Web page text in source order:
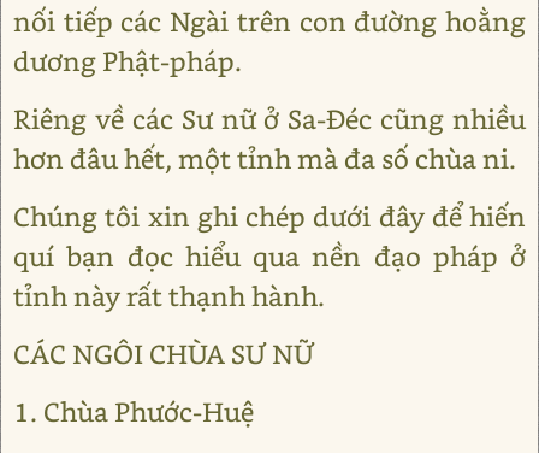
nối tiếp các Ngài trên con đường hoằng
dương Phật-pháp.
Riêng về các Sư nữ ở Sa-Đéc cũng nhiều
hơn đâu hết, một tỉnh mà đa số chùa ni.
Chúng tôi xin ghi chép dưới đây để hiến
quí bạn đọc hiểu qua nền đạo pháp ở
tỉnh này rất thạnh hành.
CÁC NGÔI CHÙA SƯ NỮ
1. Chùa Phước-Huệ